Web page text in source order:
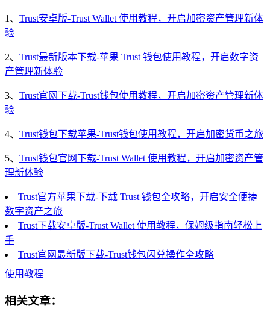
1、 Trust安卓版-Trust Wallet 使用教程，开启加密资产管理新体
验
2、 Trust最新版本下载-苹果 Trust 钱包使用教程，开启数字资
产管理新体验
3、 Trust官网下载-Trust钱包使用教程，开启加密资产管理新体
验
4、 Trust钱包下载苹果-Trust钱包使用教程，开启加密货币之旅
5、 Trust钱包官网下载-Trust Wallet 使用教程，开启加密资产管
理新体验
Trust官方苹果下载-下载 Trust 钱包全攻略，开启安全便捷
数字资产之旅
Trust下载安卓版-Trust Wallet 使用教程，保姆级指南轻松上
手
Trust官网最新版下载-Trust钱包闪兑操作全攻略
使用教程
相关文章：